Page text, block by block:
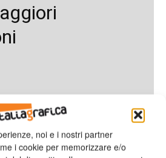
noi e i nostri partner
i cookie per memorizzare e/o